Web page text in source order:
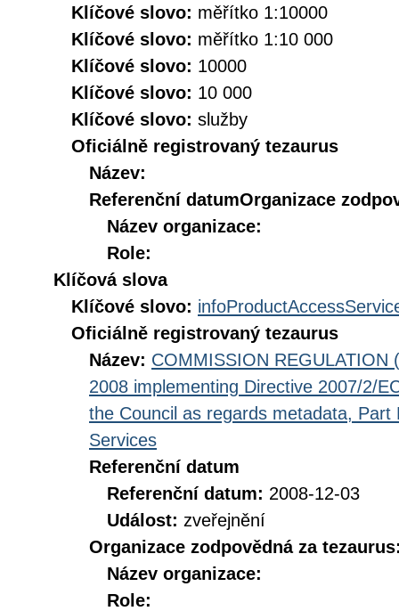
Klíčové slovo: měřítko 1:10000
Klíčové slovo: měřítko 1:10 000
Klíčové slovo: 10000
Klíčové slovo: 10 000
Klíčové slovo: služby
Oficiálně registrovaný tezaurus
Název:
Referenční datumOrganizace
Název organizace:
Role:
Klíčová slova
Klíčové slovo:
Oficiálně registrovaný tezaurus
Název: COMMISSION REGULATION
2008 implementing Directive 2007/2/
the Council as regards metadata,
Services
Referenční datum
Referenční datum: 2008-12-03
Událost: zveřejnění
Organizace zodpovědná za
Název organizace:
Role: